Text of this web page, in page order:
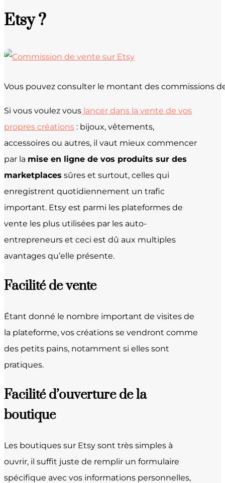
Etsy ?
Vous pouvez consulter le montant des commissions
Si vous voulez vous lancer dans la vente de vos
propres créations : bijoux, vêtements,
accessoires ou autres, il vaut mieux commencer
par la mise en ligne de vos produits sur des
marketplaces sûres et surtout, celles qui
enregistrent quotidiennement un trafic
important. Etsy est parmi les plateformes de
vente les plus utilisées par les auto-
entrepreneurs et ceci est dû aux multiples
avantages qu’elle présente.
Facilité de vente
Étant donné le nombre important de visites de
la plateforme, vos créations se vendront comme
des petits pains, notamment si elles sont
pratiques.
Facilité d’ouverture de la
boutique
Les boutiques sur Etsy sont très simples à
ouvrir, il suffit juste de remplir un formulaire
spécifique avec vos informations personnelles,